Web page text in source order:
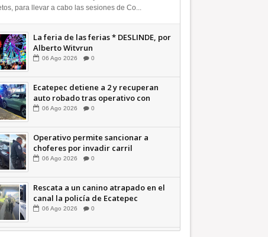
para llevar a cabo las sesiones de Co...
La feria de las ferias * DESLINDE, por
Alberto Witvrun
06 Ago 2026 0
Ecatepec detiene a 2 y recuperan
auto robado tras operativo con
Tecámac +Video | INFORMATIVA
06 Ago 2026 0
Operativo permite sancionar a
choferes por invadir carril
confinado: Ecatepec +Video |
06 Ago 2026 0
Rescata a un canino atrapado en el
canal la policía de Ecatepec
INFORMATIVA
06 Ago 2026 0